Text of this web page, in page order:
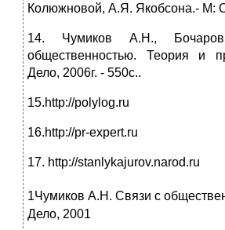
Колюжновой, А.Я. Якобсона.- М:
14. Чумиков А.Н.,
общественностью. Теория и
Дело, 2006г. - 550с..
15.http://polylog.ru
16.http://pr-expert.ru
17. http://stanlykajurov.narod.ru
1Чумиков А.Н. Связи с
Дело, 2001